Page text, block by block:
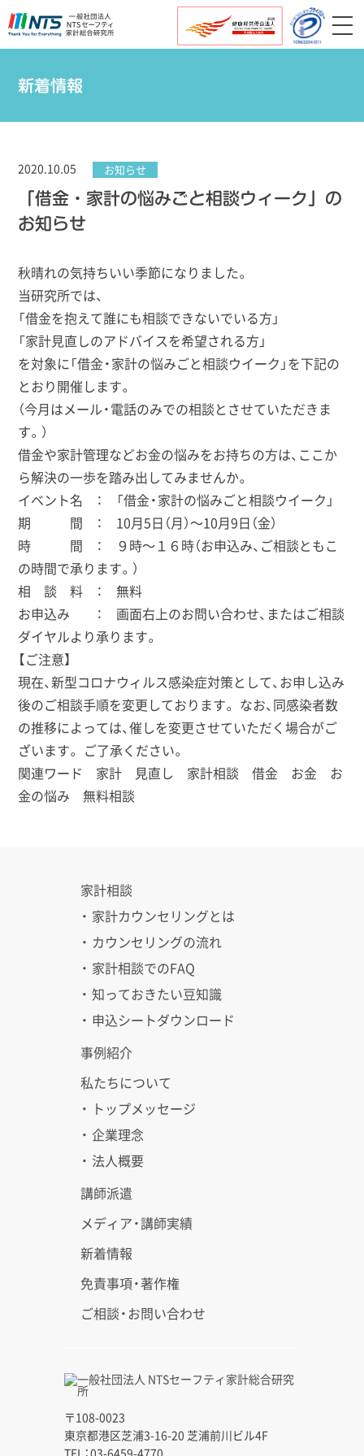
新着情報
2020.10.05 お知らせ
「借金・家計の悩みごと相談ウィーク」の
お知らせ
秋晴れの気持ちいい季節になりました。
当研究所では、
「借金を抱えて誰にも相談できないでいる方」
「家計見直しのアドバイスを希望される方」
を対象に「借金・家計の悩みごと相談ウイーク」を下記の
とおり開催します。
（今月はメール・電話のみでの相談とさせていただきま
す。）
借金や家計管理などお金の悩みをお持ちの方は、ここか
ら解決の一歩を踏み出してみませんか。
イベント名 ： 「借金・家計の悩みごと相談ウイーク」
期 間 ： 10月5日（月）～10月9日（金）
時 間 ： ９時～１６時（お申込み、ご相談ともこ
の時間で承ります。）
相 談 料 ： 無料
お申込み ： 画面右上のお問い合わせ、またはご相談
ダイヤルより承ります。
【ご注意】
現在、新型コロナウィルス感染症対策として、お申し込み
後のご相談手順を変更しております。 なお、同感染者数
の推移によっては、催しを変更させていただく場合がご
ざいます。 ご了承ください。
関連ワード 家計 見直し 家計相談 借金 お金 お
金の悩み 無料相談
家計相談
・ 家計カウンセリングとは
・ カウンセリングの流れ
・ 家計相談でのFAQ
・ 知っておきたい豆知識
・ 申込シートダウンロード
事例紹介
私たちについて
・ トップメッセージ
・ 企業理念
・ 法人概要
講師派遣
メディア・講師実績
新着情報
免責事項・著作権
ご相談・お問い合わせ
〒108-0023
東京都港区芝浦3-16-20 芝浦前川ビル4F
TEL：03-6459-4770